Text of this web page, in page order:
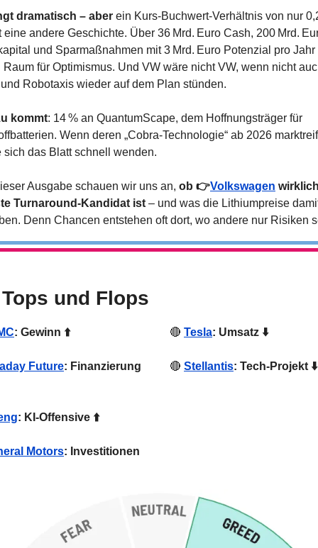
dramatisch – aber ein Kurs-Buchwert-Verhältnis von nur
eine andere Geschichte. Über 36 Mrd. Euro Cash, 200 Mrd.
und Sparmaßnahmen mit 3 Mrd. Euro Potenzial pro Jahr
Raum für Optimismus. Und VW wäre nicht VW, wenn nicht
Robotaxis wieder auf dem Plan stünden.
kommt: 14 % an QuantumScape, dem Hoffnungsträger für
Wenn deren „Cobra-Technologie“ ab 2026
sich das Blatt schnell wenden.
Ausgabe schauen wir uns an, ob 👉Volkswagen
Turnaround-Kandidat ist – und was die Lithiumpreise
Denn Chancen entstehen oft dort, wo andere nur Risiken
und Flops
: Gewinn ⬆️
Future: Finanzierung
: KI-Offensive ⬆️
Motors: Investitionen
🔴 Tesla: Umsatz ⬇️
🔴 Stellantis: Tech-Projekt ⬇️